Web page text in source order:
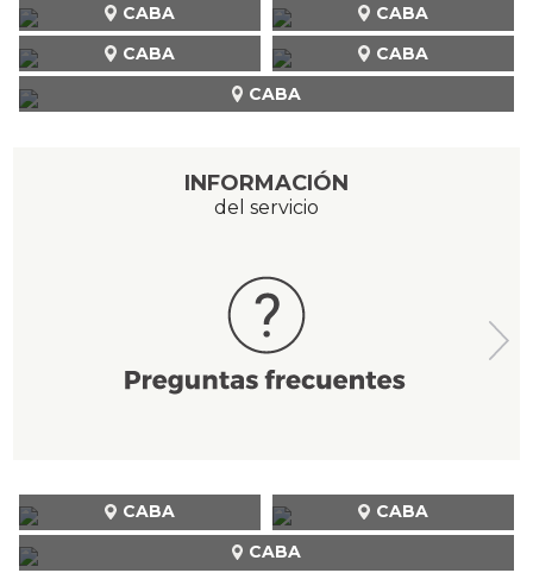
CABA
CABA
CABA
CABA
CABA
INFORMACIÓN
del servicio
CABA
CABA CABA